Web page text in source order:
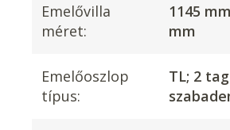
Emelővilla
méret:
1145
mm
Emelőoszlop
típus:
TL; 2 tag